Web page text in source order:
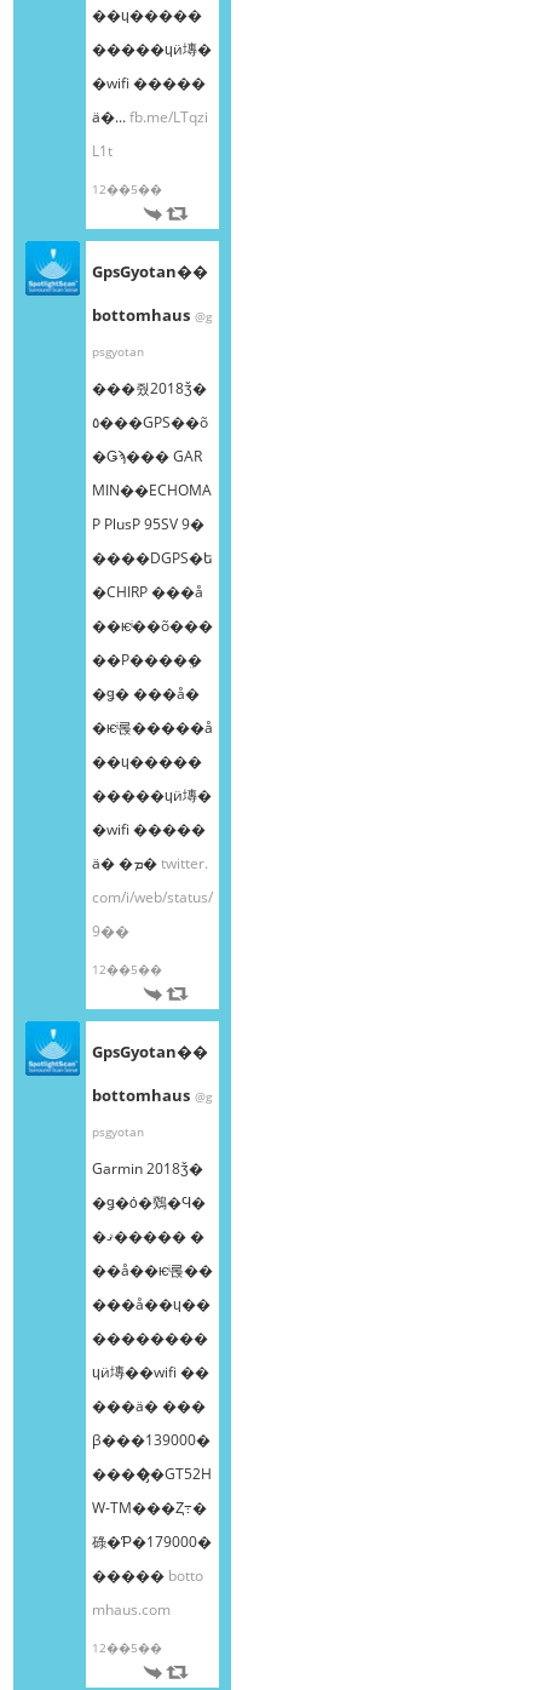
��ɥ�����
�����ɥӥ塼�
�wifi �����
ä�...fb.me/LTqzi
L1t
12��5��
GpsGyotan��
bottomhaus @g
psgyotan
���줬2018ǯ�
٥���GPS��õ
�Ǥϡ��� GAR
MIN��ECHOMA
P PlusP 95SV 9�
����DGPS�ե
�CHIRP ���å
��ѥͥ��õ���
��Ρ����ܸ�
�ǥ� ���å�
�ѥͥ롡�����å
��ɥ�����
�����ɥӥ塼�
�wifi �����
ä� �ܡ�twitter.
com/i/web/status/
9��
12��5��
GpsGyotan��
bottomhaus @g
psgyotan
Garmin 2018ǯ�
�ǥ�ȯ�䳫�Ϥ�
�ޤ����� �
��å��ѥͥ롡��
���å��ɥ��
��������
ɥӥ塼��wifi ��
���ä� ���
β���139000�
����̡�GT52H
W-TM���Ȥ߹�
碌�Ƥ�179000�
����� botto
mhaus.com
12��5��